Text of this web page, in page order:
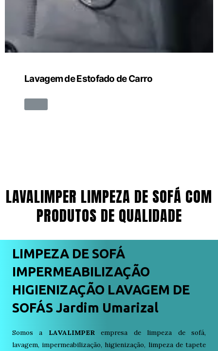
Lavagem de Estofado de Carro
LAVALIMPER LIMPEZA DE SOFÁ COM
PRODUTOS DE QUALIDADE
LIMPEZA DE SOFÁ
IMPERMEABILIZAÇÃO
HIGIENIZAÇÃO LAVAGEM DE
SOFÁS Jardim Umarizal
Somos a LAVALIMPERempresa de limpeza de sofá,
lavagem, impermeabilização, higienização, limpeza de tapete